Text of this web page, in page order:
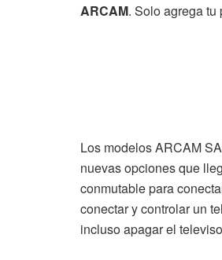
ARCAM. Solo agrega
Los modelos ARCAM
nuevas opciones que
conmutable para
conectar y controlar un
incluso apagar el